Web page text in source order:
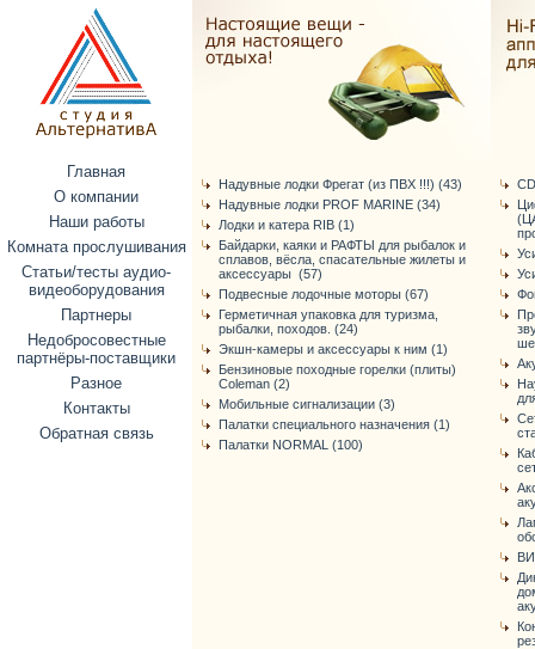
Главная
О компании
Наши работы
Комната прослушивания
Статьи/тесты аудио-
видеоборудования
Партнеры
Недобросовестные
партнёры-поставщики
Разное
Контакты
Обратная связь
Надувные лодки Фрегат (из ПВХ !!!) (43)
Надувные лодки PROF MARINE (34)
Лодки и катера RIB (1)
Байдарки, каяки и РАФТЫ для рыбалок и
сплавов, вёсла, спасательные жилеты и
аксессуары (57)
Подвесные лодочные моторы (67)
Герметичная упаковка для туризма,
рыбалки, походов. (24)
Экшн-камеры и аксессуары к ним (1)
Бензиновые походные горелки (плиты)
Coleman (2)
Мобильные сигнализации (3)
Палатки специального назначения (1)
Палатки NORMAL (100)